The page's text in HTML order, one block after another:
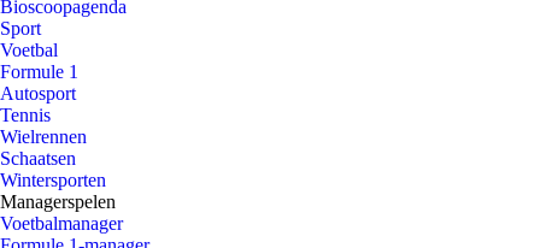
Bioscoopagenda
Sport
Voetbal
Formule 1
Autosport
Tennis
Wielrennen
Schaatsen
Wintersporten
Managerspelen
Voetbalmanager